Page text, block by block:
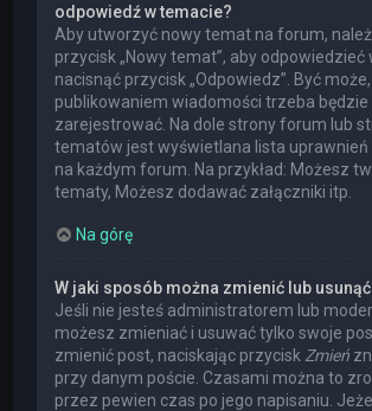
odpowiedź w temacie?
Aby utworzyć nowy temat na forum,
przycisk „Nowy temat”, aby odpowiedzieć
nacisnąć przycisk „Odpowiedz”. Być
publikowaniem wiadomości trzeba będzie
zarejestrować. Na dole strony forum lub
tematów jest wyświetlana lista uprawnień
na każdym forum. Na przykład: Możesz
tematy, Możesz dodawać załączniki itp.
Na górę
W jaki sposób można zmienić lub
Jeśli nie jesteś administratorem lub
możesz zmieniać i usuwać tylko swoje
zmienić post, naciskając przycisk Zmień
przy danym poście. Czasami można to
przez pewien czas po jego napisaniu.